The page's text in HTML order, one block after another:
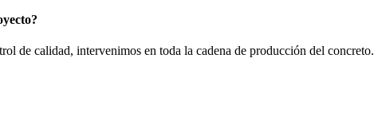
de calidad, intervenimos en toda la cadena de producción del concreto.